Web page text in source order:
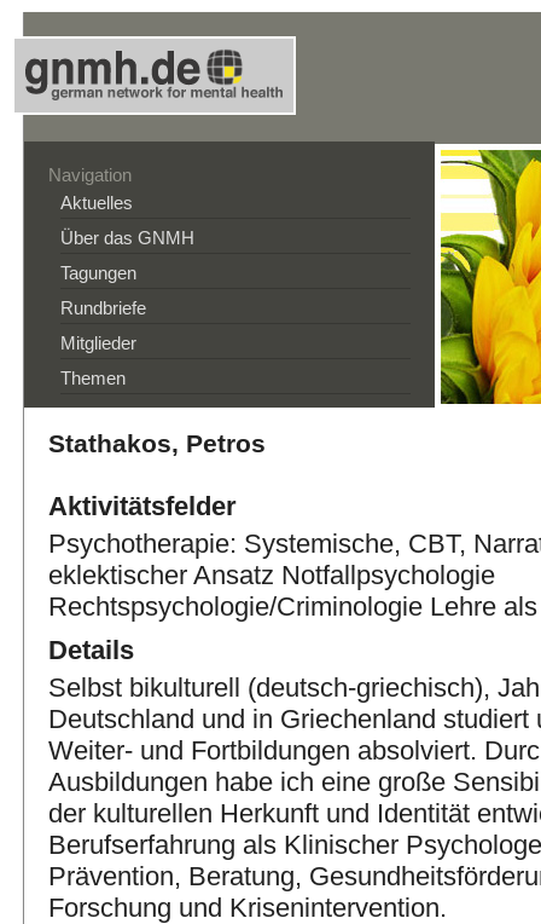
Navigation
Aktuelles
Über das GNMH
Tagungen
Rundbriefe
Mitglieder
Themen
Stathakos, Petros
Aktivitätsfelder
Psychotherapie: Systemische, CBT,
eklektischer Ansatz Notfallpsychologie
Rechtspsychologie/Criminologie Lehre
Details
Selbst bikulturell (deutsch-griechisch),
Deutschland und in Griechenland studiert
Weiter- und Fortbildungen absolviert.
Ausbildungen habe ich eine große
der kulturellen Herkunft und Identität
Berufserfahrung als Klinischer
Prävention, Beratung,
Forschung und Krisenintervention.